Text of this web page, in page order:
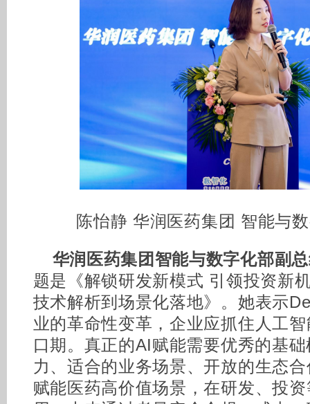
陈怡静 华润医药集团 智能与
华润医药集团智能与数字化部副
题是《解锁研发新模式 引领投资
技术解析到场景化落地》。她表示
业的革命性变革，企业应抓住人工
口期。真正的AI赋能需要优秀的基
力、适合的业务场景、开放的生态
赋能医药高价值场景，在研发、投